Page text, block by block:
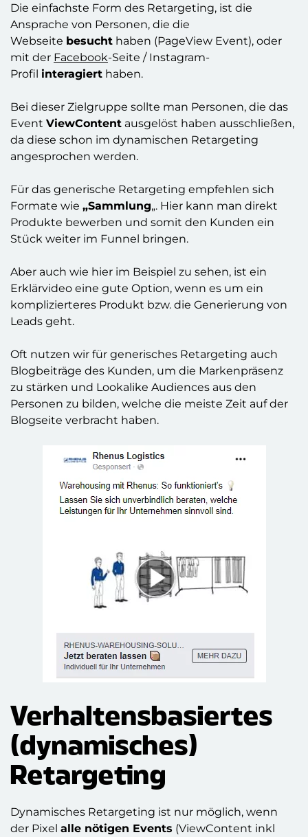
Die einfachste Form des Retargeting, ist die
Ansprache von Personen, die die
Webseite besucht haben (PageView Event), oder
mit der Facebook-Seite / Instagram-
Profil interagiert haben.
Bei dieser Zielgruppe sollte man Personen, die das
Event ViewContent ausgelöst haben ausschließen,
da diese schon im dynamischen Retargeting
angesprochen werden.
Für das generische Retargeting empfehlen sich
Formate wie „Sammlung„. Hier kann man direkt
Produkte bewerben und somit den Kunden ein
Stück weiter im Funnel bringen.
Aber auch wie hier im Beispiel zu sehen, ist ein
Erklärvideo eine gute Option, wenn es um ein
komplizierteres Produkt bzw. die Generierung von
Leads geht.
Oft nutzen wir für generisches Retargeting auch
Blogbeiträge des Kunden, um die Markenpräsenz
zu stärken und Lookalike Audiences aus den
Personen zu bilden, welche die meiste Zeit auf der
Blogseite verbracht haben.
Verhaltensbasiertes
(dynamisches)
Retargeting
Dynamisches Retargeting ist nur möglich, wenn
der Pixel alle nötigen Events (ViewContent inkl